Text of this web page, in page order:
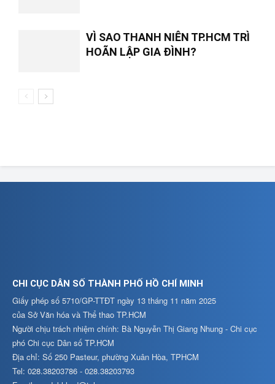
VÌ SAO THANH NIÊN TP.HCM TRÌ
HOÃN LẬP GIA ĐÌNH?
CHI CỤC DÂN SỐ THÀNH PHỐ HỒ CHÍ MINH
Giấy phép số 5710/GP-TTĐT ngày 13 tháng 11 năm 2025
của Sở Văn hóa và Thể thao TP.HCM
Người chịu trách nhiệm chính: Bà Nguyễn Thị Giang Nhung - Chi cục
phó Chi cục Dân số TP.HCM
Địa chỉ: Số 250 Pasteur, phường Xuân Hòa, TPHCM
Tel: 028.38203786 - 028.38203793